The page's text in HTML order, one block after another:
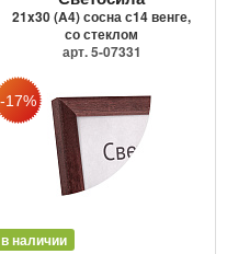
21x30 (A4) сосна с14 венге,
со стеклом
арт. 5-07331
в наличии